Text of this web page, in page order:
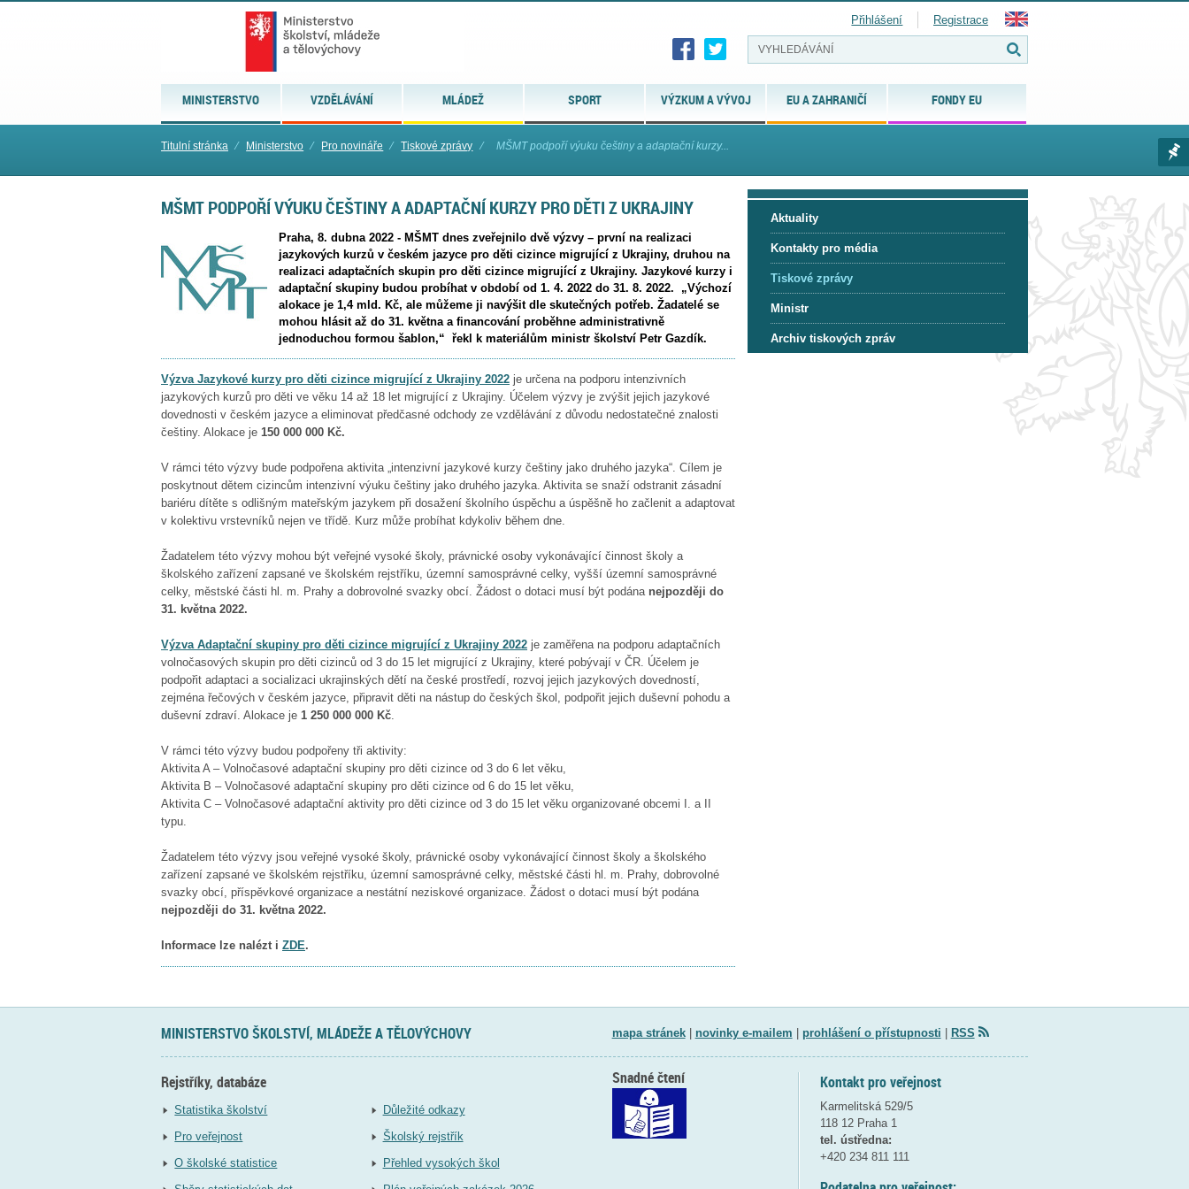
MINISTERSTVO VZDĚLÁVÁNÍ MLÁDEŽ SPORT VÝZKUM A VÝVOJ EU A ZAHRANIČÍ FONDY EU
Přihlášení Registrace
Titulní stránka ⁄ Ministerstvo ⁄ Pro novináře ⁄ Tiskové zprávy ⁄ MŠMT podpoří výuku češtiny a adaptační kurzy...
MŠMT PODPOŘÍ VÝUKU ČEŠTINY A ADAPTAČNÍ KURZY PRO DĚTI Z UKRAJINY
Praha, 8. dubna 2022 - MŠMT dnes zveřejnilo dvě výzvy – první na realizaci
jazykových kurzů v českém jazyce pro děti cizince migrující z Ukrajiny, druhou na
realizaci adaptačních skupin pro děti cizince migrující z Ukrajiny. Jazykové kurzy i
adaptační skupiny budou probíhat v období od 1. 4. 2022 do 31. 8. 2022. „Výchozí
alokace je 1,4 mld. Kč, ale můžeme ji navýšit dle skutečných potřeb. Žadatelé se
mohou hlásit až do 31. května a financování proběhne administrativně
jednoduchou formou šablon,“ řekl k materiálům ministr školství Petr Gazdík.
Výzva Jazykové kurzy pro děti cizince migrující z Ukrajiny 2022 je určena na podporu intenzivních
jazykových kurzů pro děti ve věku 14 až 18 let migrující z Ukrajiny. Účelem výzvy je zvýšit jejich jazykové
dovednosti v českém jazyce a eliminovat předčasné odchody ze vzdělávání z důvodu nedostatečné znalosti
češtiny. Alokace je 150 000 000 Kč.
V rámci této výzvy bude podpořena aktivita „intenzivní jazykové kurzy češtiny jako druhého jazyka“. Cílem je
poskytnout dětem cizincům intenzivní výuku češtiny jako druhého jazyka. Aktivita se snaží odstranit zásadní
bariéru dítěte s odlišným mateřským jazykem při dosažení školního úspěchu a úspěšně ho začlenit a adaptovat
v kolektivu vrstevníků nejen ve třídě. Kurz může probíhat kdykoliv během dne.
Žadatelem této výzvy mohou být veřejné vysoké školy, právnické osoby vykonávající činnost školy a
školského zařízení zapsané ve školském rejstříku, územní samosprávné celky, vyšší územní samosprávné
celky, městské části hl. m. Prahy a dobrovolné svazky obcí. Žádost o dotaci musí být podána nejpozději do
31. května 2022.
Výzva Adaptační skupiny pro děti cizince migrující z Ukrajiny 2022 je zaměřena na podporu adaptačních
volnočasových skupin pro děti cizinců od 3 do 15 let migrující z Ukrajiny, které pobývají v ČR. Účelem je
podpořit adaptaci a socializaci ukrajinských dětí na české prostředí, rozvoj jejich jazykových dovedností,
zejména řečových v českém jazyce, připravit děti na nástup do českých škol, podpořit jejich duševní pohodu a
duševní zdraví. Alokace je 1 250 000 000 Kč
V rámci této výzvy budou podpořeny tři aktivity:
Aktivita A – Volnočasové adaptační skupiny pro děti cizince od 3 do 6 let věku,
Aktivita B – Volnočasové adaptační skupiny pro děti cizince od 6 do 15 let věku,
Aktivita C – Volnočasové adaptační aktivity pro děti cizince od 3 do 15 let věku organizované obcemi I. a II
typu.
Žadatelem této výzvy jsou veřejné vysoké školy, právnické osoby vykonávající činnost školy a školského
zařízení zapsané ve školském rejstříku, územní samosprávné celky, městské části hl. m. Prahy, dobrovolné
svazky obcí, příspěvkové organizace a nestátní neziskové organizace. Žádost o dotaci musí být podána
nejpozději do 31. května 2022.
Informace lze nalézt i ZDE.
Aktuality
Kontakty pro média
Tiskové zprávy
Ministr
Archiv tiskových zpráv
MINISTERSTVO ŠKOLSTVÍ, MLÁDEŽE A TĚLOVÝCHOVY mapa stránek| novinky e-mailem prohlášení o přístupnosti RSS
Rejstříky, databáze
Statistika školství
Pro veřejnost
O školské statistice
Důležité odkazy
Školský rejstřík
Přehled vysokých škol
Kontakt pro veřejnost
Karmelitská 529/5
118 12 Praha 1
tel. ústředna:
+420 234 811 111
Snadné čtení